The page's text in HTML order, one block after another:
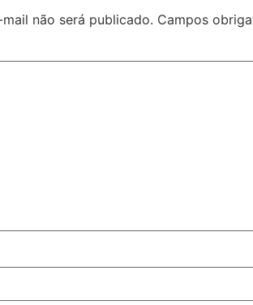
não será publicado. Campos